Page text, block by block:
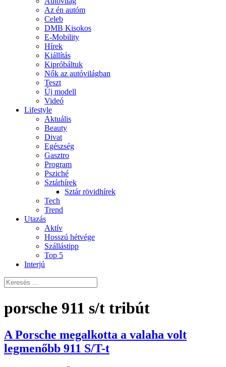
Az én autóm
Celeb
DMB Kisokos
E-Mobility
Hírek
Kiállítás
Kipróbáltuk
Nők az autóvilágban
Teszt
Új modell
Videó
Lifestyle
Aktuális
Beauty
Divat
Egészség
Gasztro
Program
Psziché
Sztárhírek
Sztár rövidhírek
Tech
Trend
Utazás
Aktív
Hosszú hétvége
Szállástipp
Top 5
Interjú
porsche 911 s/t tribút
A Porsche megalkotta a valaha volt
legmenőbb 911 S/T-t